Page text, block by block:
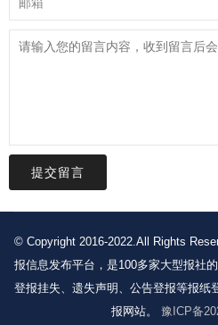
提交留言
© Copyright 2016-2022.All Rights
报信息发布平台，是100多家大型报社
登报挂失、遗失声明、公告登报等报纸
报网站。 豫ICP备